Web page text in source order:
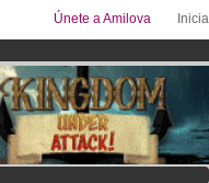
Únete a Amilova